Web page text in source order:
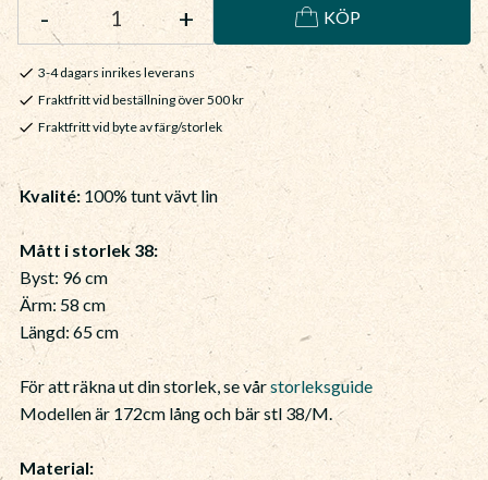
+
- KÖP
3-4 dagars inrikes leverans
Fraktfritt vid beställning över 500 kr
Fraktfritt vid byte av färg/storlek
Kvalité: 100% tunt vävt lin
Mått i storlek 38:
Byst: 96 cm
Ärm: 58 cm
Längd: 65 cm
För att räkna ut din storlek, se vårstorleksguide
Modellen är 172cm lång och bär stl 38/M.
Material: